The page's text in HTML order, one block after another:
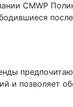
CMWP
и позволяет